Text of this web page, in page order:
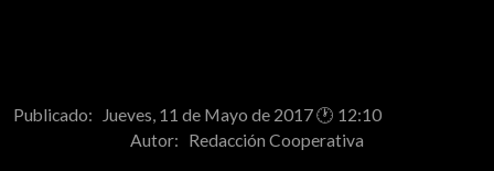
Publicado: Jueves, 11 de Mayo de 2017 🕐 12:10
Autor: Redacción Cooperativa